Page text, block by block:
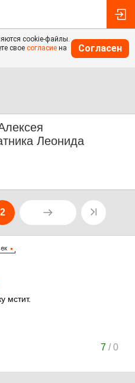
cookie-файлы.
свое согласие на
Согласен
Леонида
2
мстит.
7/0